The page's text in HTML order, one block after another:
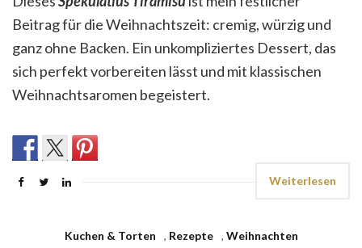
Beitrag für die Weihnachtszeit: cremig, würzig und
ganz ohne Backen. Ein unkompliziertes Dessert, das
sich perfekt vorbereiten lässt und mit klassischen
Weihnachtsaromen begeistert.
Weiterlesen
Kuchen & Torten , Rezepte , Weihnachten